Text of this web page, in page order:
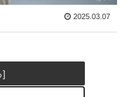
2025.03.07